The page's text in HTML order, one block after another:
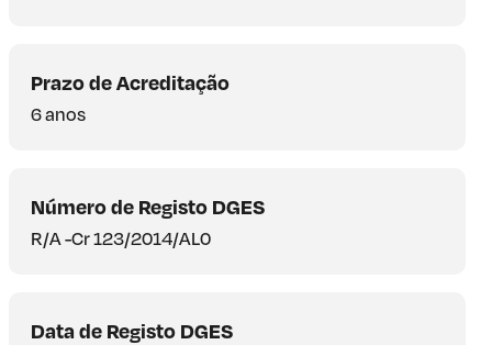
Prazo de Acreditação
6 anos
Número de Registo DGES
R/A -Cr 123/2014/AL0
Data de Registo DGES